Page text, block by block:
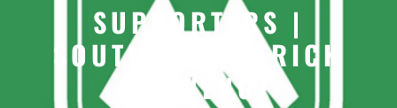
SUPPORTERS |
SOUTIEN À PATRICK
HARVENGT